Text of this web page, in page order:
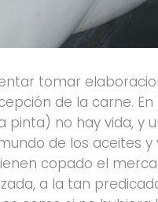
tomar
de la carne.
pinta) no hay vida, y
de los aceites
copado el
a la tan